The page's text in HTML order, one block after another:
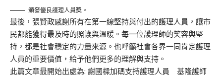
頒發優良護理人員獎。
最後，張賢政感謝所有在第一線堅持與付出的護理人員，讓市
民都能獲得最及時的照護與溫暖。每一位護理師的笑容與堅
持，都是社會穩定的力量來源。也呼籲社會各界一同肯定護理
人員的重要價值，給予他們更多的理解與支持。
此篇文章最開始出處為: 謝國樑加碼支持護理人員 基隆護師